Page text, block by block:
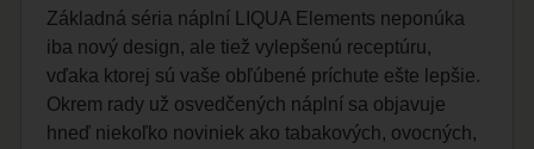
Základná séria náplní LIQUA Elements neponúka
iba nový design, ale tiež vylepšenú receptúru,
vďaka ktorej sú vaše obľúbené príchute ešte lepšie.
Okrem rady už osvedčených náplní sa objavuje
hneď niekoľko noviniek ako tabakových, ovocných,